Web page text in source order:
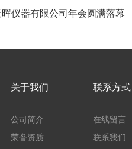
仪器有限公司年会圆满落幕
关于我们
公司简介
荣誉资质
联系方式
在线留言
联系我们